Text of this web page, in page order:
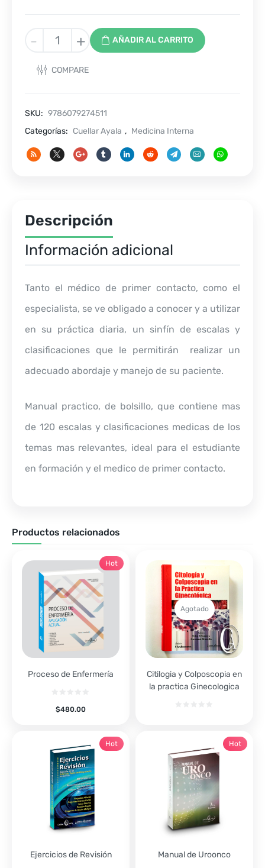
-
Manual
Pec:
Practi-
Escalas
cantidad
+ AÑADIR AL CARRITO
COMPARE
SKU: 9786079274511
Categorías: Cuellar Ayala , Medicina Interna
Descripción
Información adicional
Tanto el médico de primer contacto, como el
especialista, se ve obligado a conocer y a utilizar
en su práctica diaria, un sinfín de escalas y
clasificaciones que le permitirán realizar un
adecuado abordaje y manejo de su paciente.
Manual practico, de bolsillo, que contiene mas
de 120 escalas y clasificaciones medicas de los
temas mas relevantes, ideal para el estudiante
en formación y el medico de primer contacto.
Productos relacionados
Proceso de Enfermería
$480.00
Hot
Agotado
Citilogia y Colposcopia en
la practica Ginecologica
Ejercicios de Revisión
Hot
Manual de Uroonco
Hot